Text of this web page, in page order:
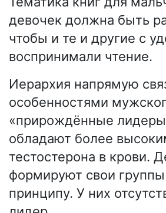
девочек должна быть
чтобы и те и другие с
воспринимали чтение.
Иерархия напрямую
особенностями
«прирождённые
обладают более
тестостерона в крови.
формируют свои
принципу. У них